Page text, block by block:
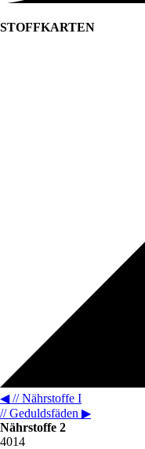
STOFFKARTEN
◀// Nährstoffe I
// Geduldsfäden ▶
Nährstoffe 2
4014